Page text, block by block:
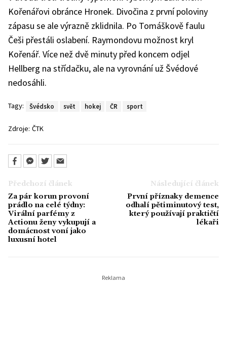
Kořenářovi obránce Hronek. Divočina z první poloviny
zápasu se ale výrazně zklidnila. Po Tomáškově faulu
Češi přestáli oslabení. Raymondovu možnost kryl
Kořenář. Více než dvě minuty před koncem odjel
Hellberg na střídačku, ale na vyrovnání už Švédové
nedosáhli.
Tagy: Švédsko svět hokej ČR sport
Zdroje: ČTK
Předchozí článek
Za pár korun provoní
prádlo na celé týdny:
Virální parfémy z
Actionu ženy vykupují a
domácnost voní jako
luxusní hotel
Následující článek
První příznaky demence
odhalí pětiminutový test,
který používají praktičtí
lékaři